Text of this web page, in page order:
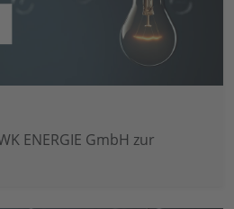
ENERGIE GmbH zur